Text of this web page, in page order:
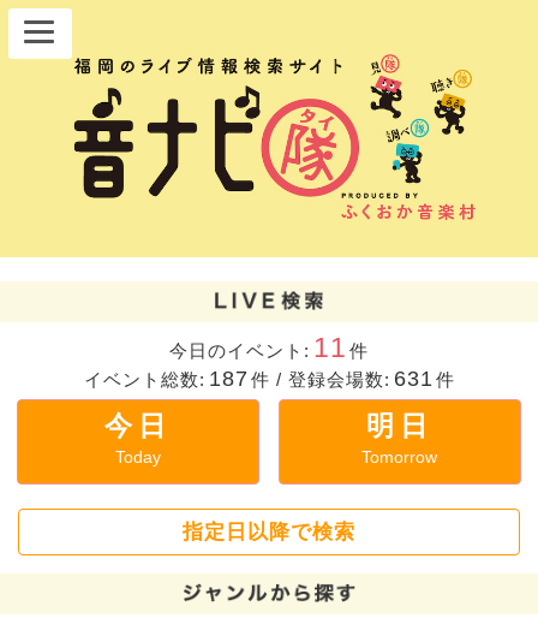
今日のイベント: 11 件
イベント総数: 187 件 / 登録会場数: 631 件
今日
Today
明日
Tomorrow
指定日以降で検索